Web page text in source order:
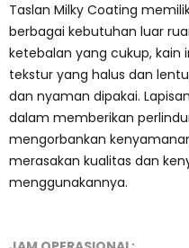
Taslan Milky Coating
berbagai kebutuhan luar
ketebalan yang cukup,
tekstur yang halus dan
dan nyaman dipakai.
dalam memberikan
mengorbankan
merasakan kualitas dan
menggunakannya.